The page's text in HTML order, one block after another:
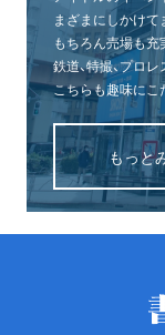
まざまにしかけて
もちろん売場も充
鉄道、特撮、プロ
こちらも趣味にこ
もっと